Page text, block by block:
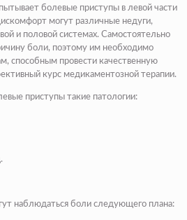
болевые приступы в левой части
могут различные недуги,
и половой системах. Самостоятельно
боли, поэтому им необходимо
способным провести качественную
курс медикаментозной терапии.
приступы такие патологии:
наблюдаться боли следующего плана: